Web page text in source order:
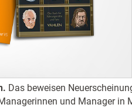
Das beweisen
und Manager in